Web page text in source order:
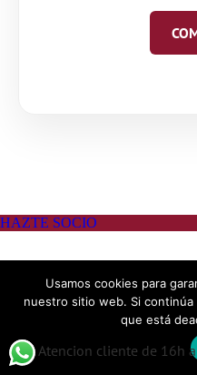
Atencion cliente de 16h
Usamos cookies para
nuestro sitio web. Si
que está